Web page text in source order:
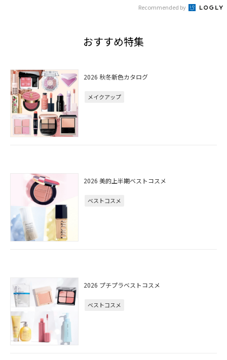
Recommended by
おすすめ特集
2026 秋冬新色カタログ
メイクアップ
2026 美的上半期ベストコスメ
ベストコスメ
2026 プチプラベストコスメ
ベストコスメ